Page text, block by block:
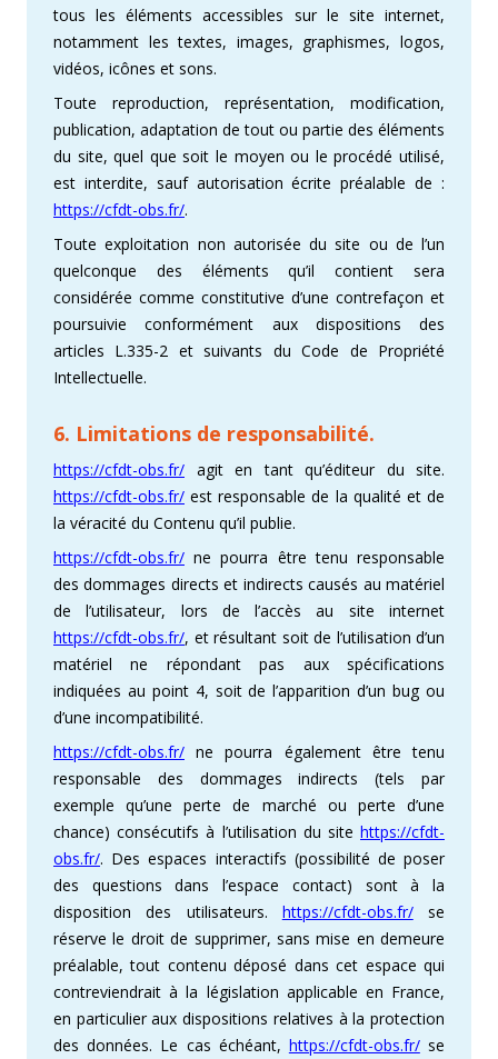
tous les éléments accessibles sur le site internet,
notamment les textes, images, graphismes, logos,
vidéos, icônes et sons.
Toute reproduction, représentation, modification,
publication, adaptation de tout ou partie des éléments
du site, quel que soit le moyen ou le procédé utilisé,
est interdite, sauf autorisation écrite préalable de :
https://cfdt-obs.fr/.
Toute exploitation non autorisée du site ou de l’un
quelconque des éléments qu’il contient sera
considérée comme constitutive d’une contrefaçon et
poursuivie conformément aux dispositions des
articles L.335-2 et suivants du Code de Propriété
Intellectuelle.
6. Limitations de responsabilité.
https://cfdt-obs.fr/ agit en tant qu’éditeur du site.
https://cfdt-obs.fr/ est responsable de la qualité et de
la véracité du Contenu qu’il publie.
https://cfdt-obs.fr/ ne pourra être tenu responsable
des dommages directs et indirects causés au matériel
de l’utilisateur, lors de l’accès au site internet
https://cfdt-obs.fr/, et résultant soit de l’utilisation d’un
matériel ne répondant pas aux spécifications
indiquées au point 4, soit de l’apparition d’un bug ou
d’une incompatibilité.
https://cfdt-obs.fr/ ne pourra également être tenu
responsable des dommages indirects (tels par
exemple qu’une perte de marché ou perte d’une
chance) consécutifs à l’utilisation du site https://cfdt-
obs.fr/. Des espaces interactifs (possibilité de poser
des questions dans l’espace contact) sont à la
disposition des utilisateurs. https://cfdt-obs.fr/se
réserve le droit de supprimer, sans mise en demeure
préalable, tout contenu déposé dans cet espace qui
contreviendrait à la législation applicable en France,
en particulier aux dispositions relatives à la protection
des données. Le cas échéant, https://cfdt-obs.fr/se